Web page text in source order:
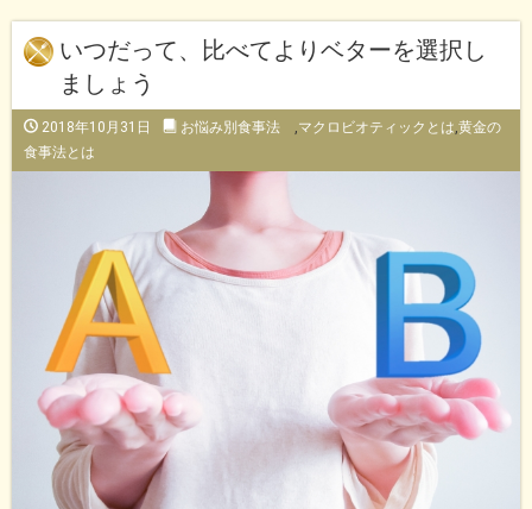
いつだって、比べてよりベターを選択し
ましょう
2018年10月31日 お悩み別食事法 ,マクロビオティックとは,黄金の
食事法とは